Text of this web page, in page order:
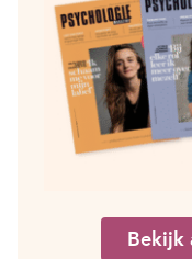
Bekijk